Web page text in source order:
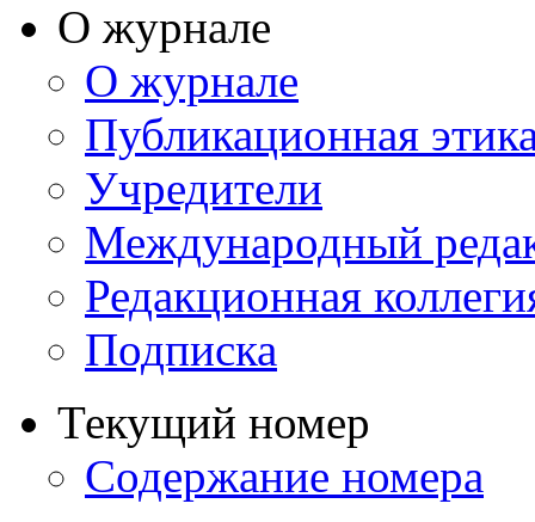
О журнале
О журнале
Публикационная
Учредители
Международный
Редакционная
Подписка
Текущий номер
Содержание номера